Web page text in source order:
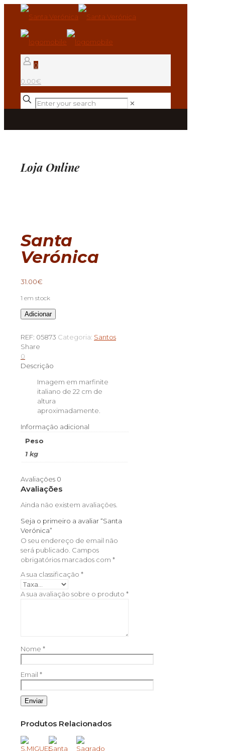
0
0.00€
✕
Loja Online
Santa
Verónica
31.00€
1 em stock
Quantidade
de
Verónica
Adicionar
REF: 05873 Categoria: Santos
Share
0
Descrição
Imagem em marfinite
italiano de 22 cm de
altura
aproximadamente.
Informação adicional
Peso
1 kg
Avaliações 0
Avaliações
Ainda não existem avaliações.
Seja o primeiro a avaliar “Santa
Verónica”
O seu endereço de email não
será publicado. Campos
obrigatórios marcados com *
A sua classificação *
A sua avaliação sobre o produto *
Nome *
Email *
Produtos Relacionados